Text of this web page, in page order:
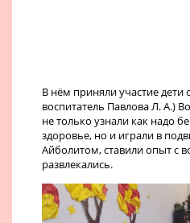
В нём приняли участие дети
воспитатель Павлова Л. А.)
не только узнали как надо
здоровье, но и играли в
Айболитом, ставили опыт с
развлекались.